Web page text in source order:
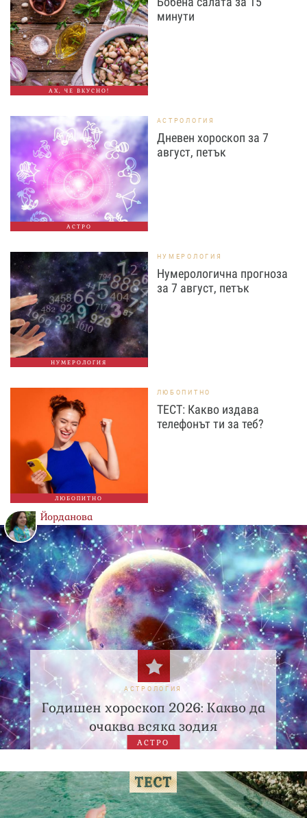
АХ, ЧЕ ВКУСНО!
минути
АСТРО
АСТРОЛОГИЯ
Дневен хороскоп за 7
август, петък
НУМЕРОЛОГИЯ
НУМЕРОЛОГИЯ
Нумерологична прогноза
за 7 август, петък
ЛЮБОПИТНО
ЛЮБОПИТНО
ТЕСТ: Какво издава
телефонът ти за теб?
Йорданова
АСТРОЛОГИЯ
Годишен хороскоп 2026: Какво да
очаква всяка зодия
АСТРО